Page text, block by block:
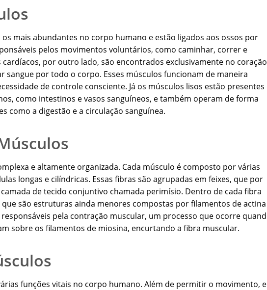
mais abundantes no corpo humano e estão ligados aos ossos por
pelos movimentos voluntários, como caminhar, correr e
por outro lado, são encontrados exclusivamente no
sangue por todo o corpo. Esses músculos funcionam de maneira
de controle consciente. Já os músculos lisos estão presentes
como intestinos e vasos sanguíneos, e também operam de forma
como a digestão e a circulação sanguínea.
e altamente organizada. Cada músculo é composto por várias
longas e cilíndricas. Essas fibras são agrupadas em feixes, que por
de tecido conjuntivo chamada perimísio. Dentro de cada fibra
são estruturas ainda menores compostas por filamentos de
pela contração muscular, um processo que ocorre
sobre os filamentos de miosina, encurtando a fibra muscular.
funções vitais no corpo humano. Além de permitir o movimento,